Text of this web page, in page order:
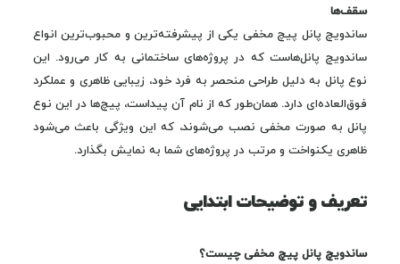
سقف‌ها
ساندویچ پانل پیچ مخفی یکی از پیشرفته‌ترین و محبوب‌ترین انواع
ساندویچ پانل‌هاست که در پروژه‌های ساختمانی به کار می‌رود. این
نوع پانل به دلیل طراحی منحصر به فرد خود، زیبایی ظاهری و عملکرد
فوق‌العاده‌ای دارد. همان‌طور که از نام آن پیداست، پیچ‌ها در این نوع
پانل به صورت مخفی نصب می‌شوند، که این ویژگی باعث می‌شود
ظاهری یکنواخت و مرتب در پروژه‌های شما به نمایش بگذارد.
تعریف و توضیحات ابتدایی
ساندویچ پانل پیچ مخفی چیست؟